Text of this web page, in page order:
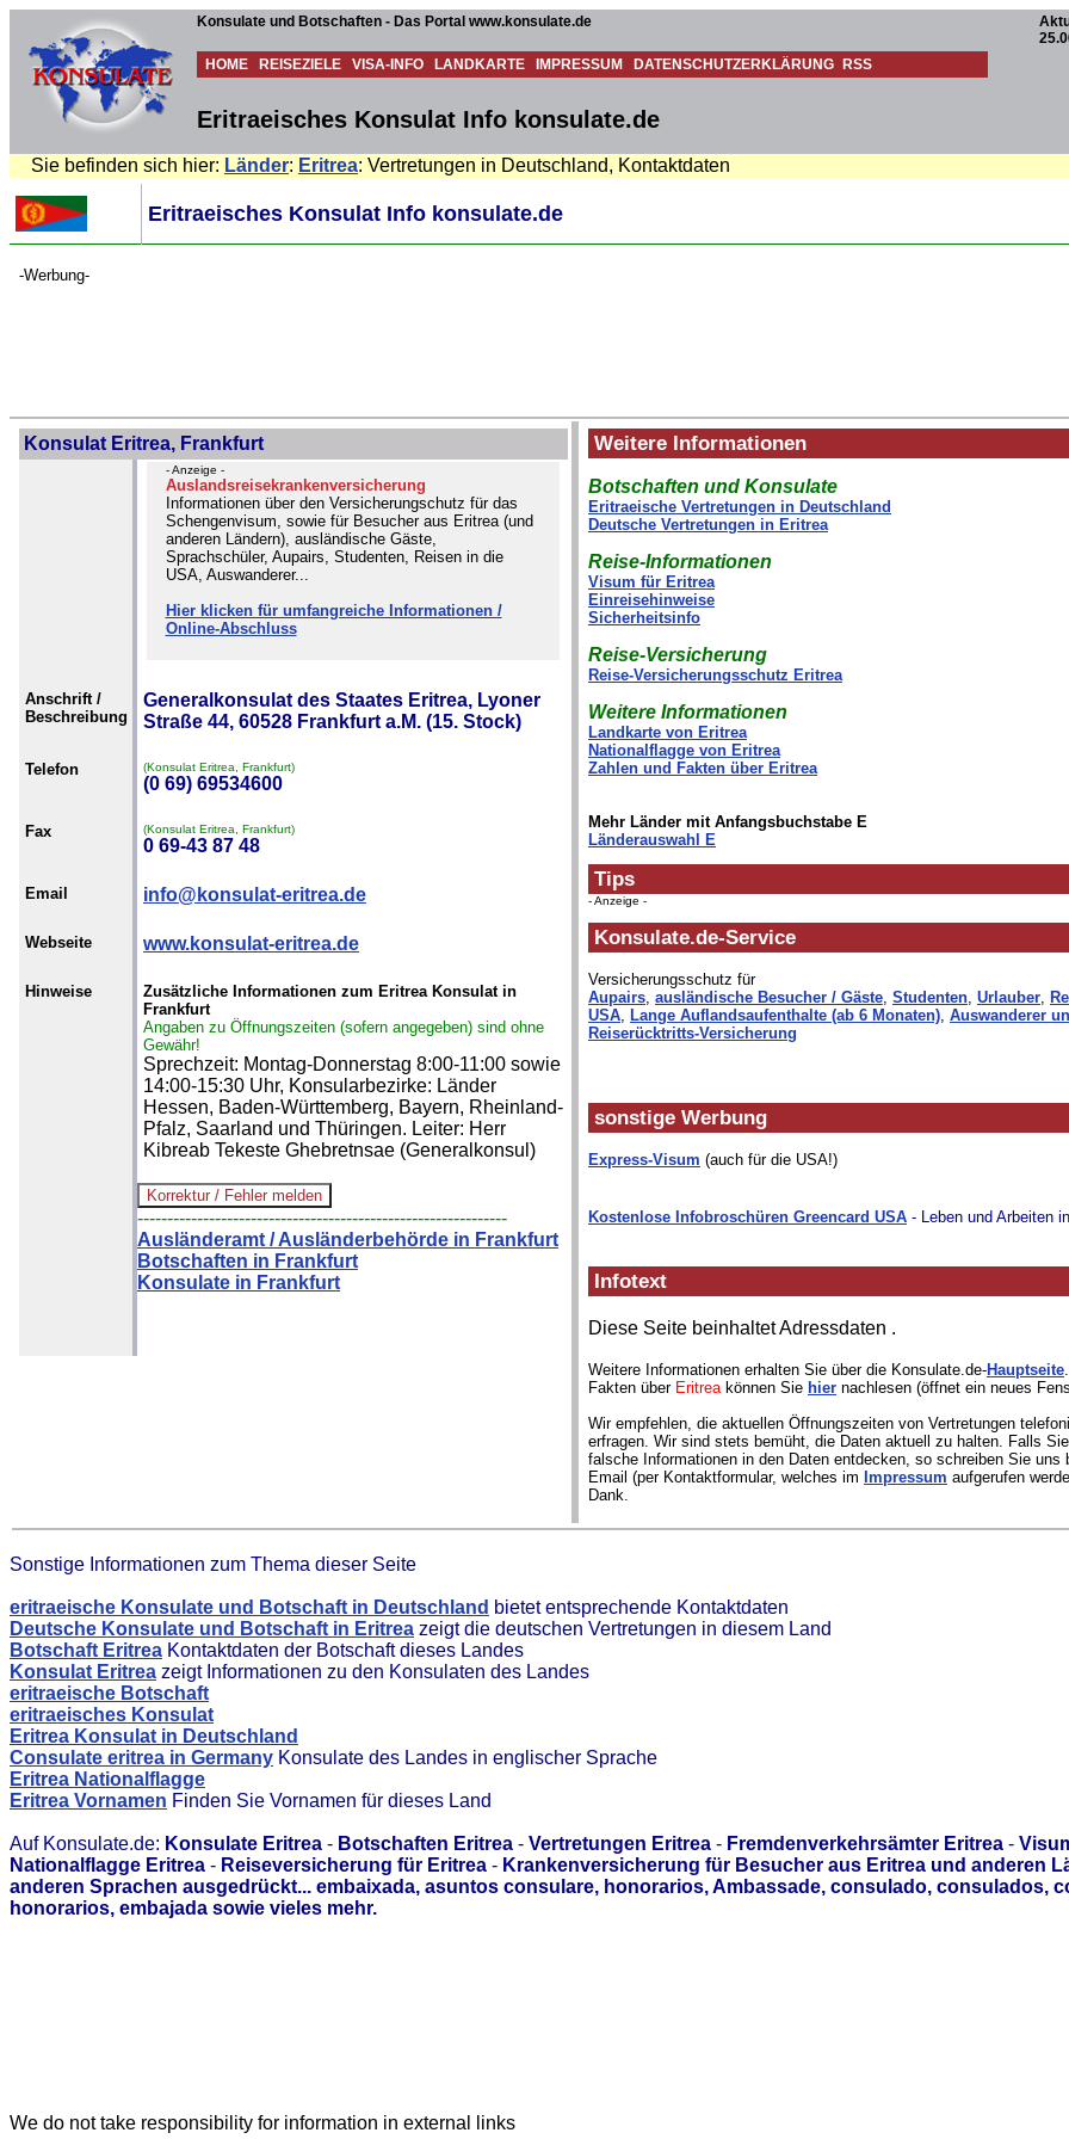
Konsulate und Botschaften - Das Portal www.konsulate.de
HOME REISEZIELE VISA-INFO LANDKARTE IMPRESSUM DATENSCHUTZERKLÄRUNG RSS
Eritraeisches Konsulat Info konsulate.de
Sie befinden sich hier: Länder: Eritrea: Vertretungen in Deutschland, Kontaktdaten
Eritraeisches Konsulat Info konsulate.de
-Werbung-
Konsulat Eritrea, Frankfurt
- Anzeige -
Auslandsreisekrankenversicherung
Informationen über den Versicherungschutz für das
Schengenvisum, sowie für Besucher aus Eritrea (und
anderen Ländern), ausländische Gäste,
Sprachschüler, Aupairs, Studenten, Reisen in die
USA, Auswanderer...
Hier klicken für umfangreiche Informationen /
Online-Abschluss
Anschrift /
Beschreibung
Generalkonsulat des Staates Eritrea, Lyoner
Straße 44, 60528 Frankfurt a.M. (15. Stock)
Telefon (Konsulat Eritrea, Frankfurt)
(0 69) 69534600
Fax (Konsulat Eritrea, Frankfurt)
0 69-43 87 48
Email info@konsulat-eritrea.de
Webseite www.konsulat-eritrea.de
Hinweise
Zusätzliche Informationen zum Eritrea Konsulat in
Frankfurt
Angaben zu Öffnungszeiten (sofern angegeben) sind ohne
Gewähr!
Sprechzeit: Montag-Donnerstag 8:00-11:00 sowie
14:00-15:30 Uhr, Konsularbezirke: Länder
Hessen, Baden-Württemberg, Bayern, Rheinland-
Pfalz, Saarland und Thüringen. Leiter: Herr
Kibreab Tekeste Ghebretnsae (Generalkonsul)
--------------------------------------------------------------
Ausländeramt / Ausländerbehörde in Frankfurt
Botschaften in Frankfurt
Konsulate in Frankfurt
Weitere Informationen
Botschaften und Konsulate
Eritraeische Vertretungen in Deutschland
Deutsche Vertretungen in Eritrea
Reise-Informationen
Visum für Eritrea
Einreisehinweise
Sicherheitsinfo
Reise-Versicherung
Reise-Versicherungsschutz Eritrea
Weitere Informationen
Landkarte von Eritrea
Nationalflagge von Eritrea
Zahlen und Fakten über Eritrea
Mehr Länder mit Anfangsbuchstabe E
Länderauswahl E
Tips
- Anzeige -
Konsulate.de-Service
Versicherungsschutz für
Aupairs, ausländische Besucher / Gäste, Studenten, Urlauber,
USA, Lange Auflandsaufenthalte (ab 6 Monaten), Auswanderer
Reiserücktritts-Versicherung
sonstige Werbung
Express-Visum (auch für die USA!)
Kostenlose Infobroschüren Greencard USA - Leben und Arbeiten
Infotext
Diese Seite beinhaltet Adressdaten .
Weitere Informationen erhalten Sie über die Konsulate.de-Hauptseite
Fakten über Eritreakönnen Sie hier nachlesen (öffnet ein neues
Wir empfehlen, die aktuellen Öffnungszeiten von Vertretungen
erfragen. Wir sind stets bemüht, die Daten aktuell zu halten. Falls
falsche Informationen in den Daten entdecken, so schreiben Sie uns
Email (per Kontaktformular, welches im Impressum aufgerufen
Dank.
Sonstige Informationen zum Thema dieser Seite
eritraeische Konsulate und Botschaft in Deutschland bietet entsprechende Kontaktdaten
Deutsche Konsulate und Botschaft in Eritrea zeigt die deutschen Vertretungen in diesem Land
Botschaft Eritrea Kontaktdaten der Botschaft dieses Landes
Konsulat Eritrea zeigt Informationen zu den Konsulaten des Landes
eritraeische Botschaft
eritraeisches Konsulat
Eritrea Konsulat in Deutschland
Consulate eritrea in Germany Konsulate des Landes in englischer Sprache
Eritrea Nationalflagge
Eritrea Vornamen Finden Sie Vornamen für dieses Land
Auf Konsulate.de: Konsulate Eritrea - Botschaften Eritrea - Vertretungen Eritrea - Fremdenverkehrsämter Eritrea -
Nationalflagge Eritrea - Reiseversicherung für Eritrea - Krankenversicherung für Besucher aus Eritrea und anderen
anderen Sprachen ausgedrückt... embaixada, asuntos consulare, honorarios, Ambassade, consulado, consulados,
honorarios, embajada sowie vieles mehr.
We do not take responsibility for information in external links